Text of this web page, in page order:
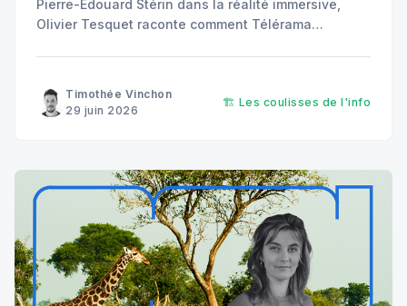
Pierre-Édouard Stérin dans la réalité immersive,
Olivier Tesquet raconte comment Télérama
Timothée Vinchon
29 juin 2026
🏗️ Les coulisses de l'info